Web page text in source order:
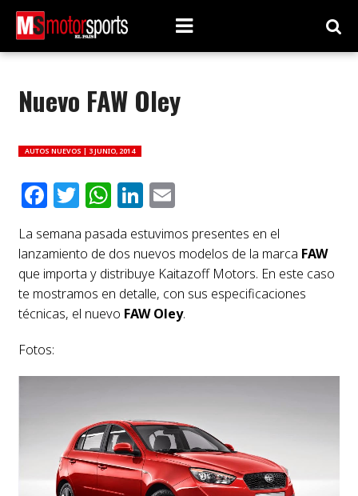
Nuevo FAW Oley
AUTOS NUEVOS | 3 JUNIO, 2014
Facebook
Twitter
WhatsApp
LinkedIn
Email
La semana pasada estuvimos presentes en el
lanzamiento de dos nuevos modelos de la marca FAW
que importa y distribuye Kaitazoff Motors. En este caso
te mostramos en detalle, con sus especificaciones
técnicas, el nuevo FAW Oley.
Fotos: